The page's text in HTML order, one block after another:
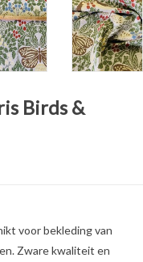
Birds &
voor bekleding van
Zware kwaliteit en